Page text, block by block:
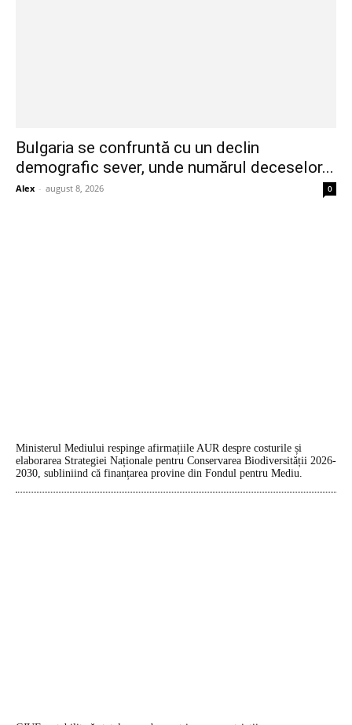
Bulgaria se confruntă cu un declin
demografic sever, unde numărul deceselor...
Alex - august 8, 2026 0
Ministerul Mediului respinge afirmațiile AUR despre costurile și
elaborarea Strategiei Naționale pentru Conservarea Biodiversității 2026-
2030, subliniind că finanțarea provine din Fondul pentru Mediu.